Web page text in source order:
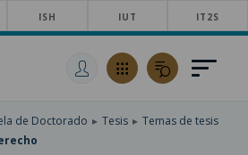
ISH IUT IT2S
de Doctorado Tesis
Temas de tesis